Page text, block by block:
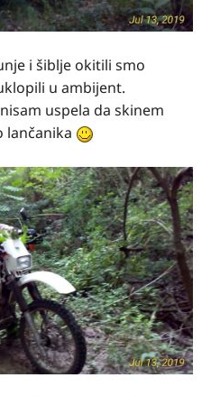
i šiblje okitili smo
u ambijent.
uspela da skinem
lančanika